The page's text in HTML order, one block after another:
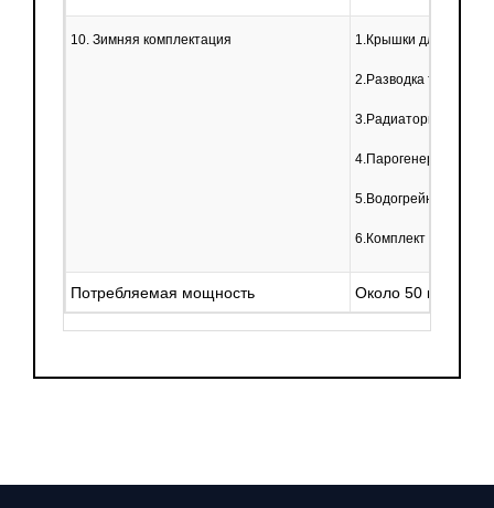
10. Зимняя комплектация 1.Крышки для
2.Разводка труб
3.Радиаторы
4.Парогенератор
5.Водогрейная
6.Комплект
Потребляемая мощность Около 50 кВт (без